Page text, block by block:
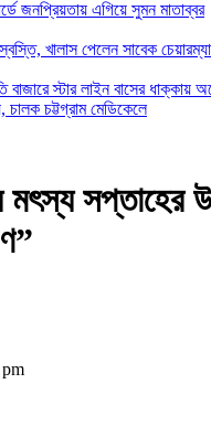
জনপ্রিয়তায় এগিয়ে সুমন মাতাব্বর
খালাস পেলেন সাবেক
বাজারে স্টার লাইন বাসের ধাক্কায়
চালক চট্টগ্রাম মেডিকেলে
মৎস্য সপ্তাহের